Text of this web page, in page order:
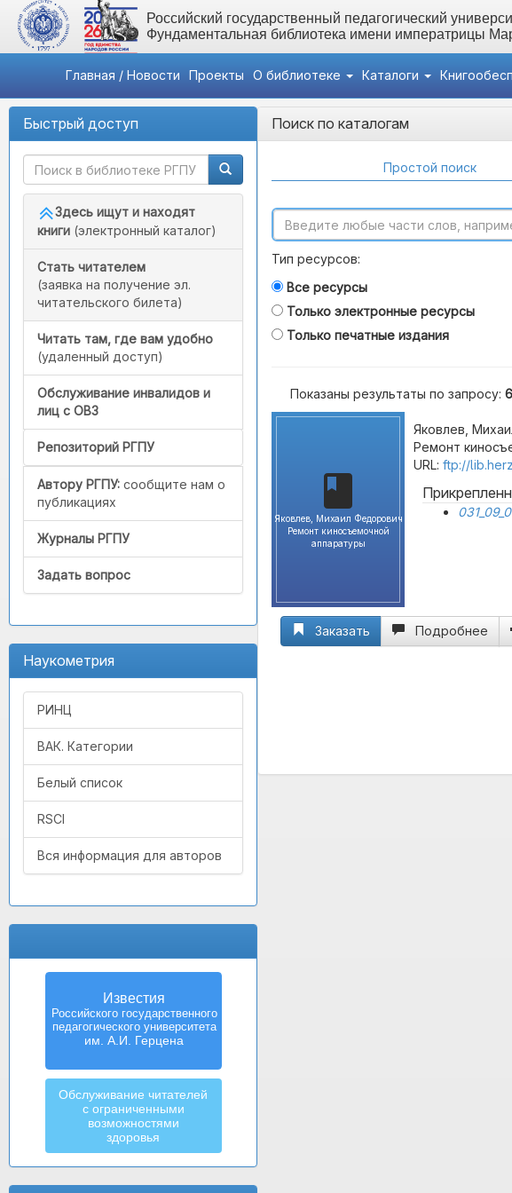
Российский государственный педагогический
Фундаментальная библиотека имени императрицы
Главная / Новости Проекты О библиотеке Каталоги
Быстрый доступ
Здесь ищут и находят
книги (электронный каталог)
Стать читателем
(заявка на получение эл.
читательского билета)
Читать там, где вам удобно
(удаленный доступ)
Обслуживание инвалидов и
лиц с ОВЗ
Репозиторий РГПУ
Автору РГПУ: сообщите нам о
публикациях
Журналы РГПУ
Задать вопрос
Наукометрия
РИНЦ
ВАК. Категории
Белый список
RSCI
Вся информация для авторов
Известия
Российского государственного
педагогического университета
им. А.И. Герцена
Обслуживание читателей
с ограниченными
возможностями
здоровья
Поиск по каталогам
Простой поиск
Тип ресурсов:
Все ресурсы
Только электронные ресурсы
Только печатные издания
Показаны результаты по запросу:
Яковлев, Михаил Федорович
Ремонт киносъемочной
аппаратуры
Яковлев,
Ремонт
URL: ftp://
Заказать Подробнее